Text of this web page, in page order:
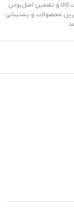
ساعت‌های سطح
جین باتوجه به
معتبر،
قرار می‌گیرد.
که چند عامل
می‌توانید
خود را انتخاب
شماره‌های
فروش عمده
۷ روز ضمانت بازگشت کالا و تضمین اصل‌بودن
محصولات و پشتیبانی